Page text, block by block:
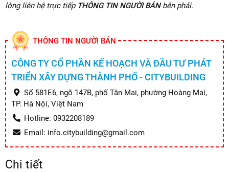
lòng liên hệ trực tiếp THÔNG TIN NGƯỜI BÁNbên phải.
THÔNG TIN NGƯỜI BÁN
CÔNG TY CỔ PHẦN KẾ HOẠCH VÀ ĐẦU TƯ PHÁT
TRIỂN XÂY DỰNG THÀNH PHỐ - CITYBUILDING
Số 581E6, ngõ 147B, phố Tân Mai, phường Hoàng Mai,
TP. Hà Nội, Việt Nam
Hotline: 0932208189
Email: info.citybuilding@gmail.com
Chi tiết